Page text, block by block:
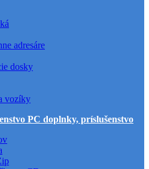
adresáre
dosky
vozíky
PC doplnky, príslušenstvo